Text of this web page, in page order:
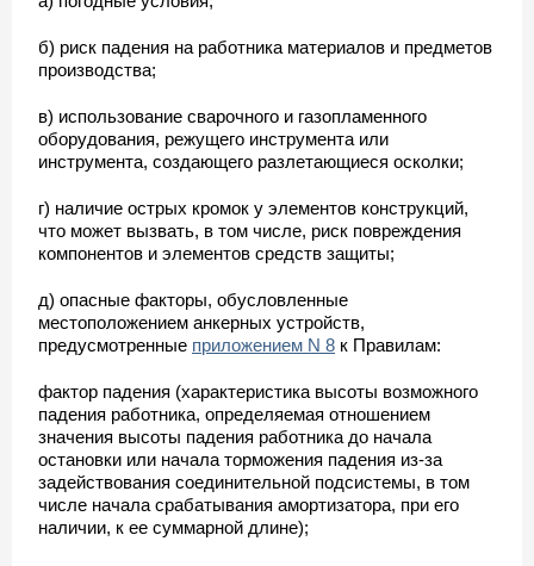
б) риск падения на работника материалов и предметов
производства;
в) использование сварочного и газопламенного
оборудования, режущего инструмента или
инструмента, создающего разлетающиеся осколки;
г) наличие острых кромок у элементов конструкций,
что может вызвать, в том числе, риск повреждения
компонентов и элементов средств защиты;
д) опасные факторы, обусловленные
местоположением анкерных устройств,
предусмотренные приложением N 8 к Правилам:
фактор падения (характеристика высоты возможного
падения работника, определяемая отношением
значения высоты падения работника до начала
остановки или начала торможения падения из-за
задействования соединительной подсистемы, в том
числе начала срабатывания амортизатора, при его
наличии, к ее суммарной длине);